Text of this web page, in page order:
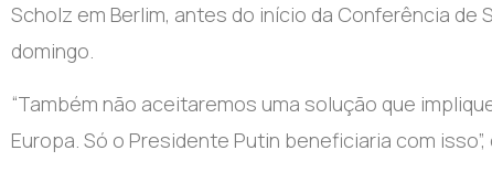
Scholz em Berlim, antes do início da Conferência
domingo.
“Também não aceitaremos uma solução que
Europa. Só o Presidente Putin beneficiaria com isso”,